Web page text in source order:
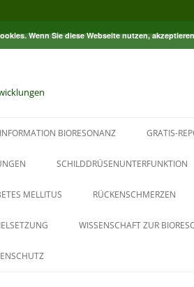
BIORESONANZ GRATIS-
SCHILDDRÜSENUNTERFUNKTION
MELLITUS RÜCKENSCHMERZEN
WISSENSCHAFT ZUR
Wenn Sie diese Webseite nutzen,